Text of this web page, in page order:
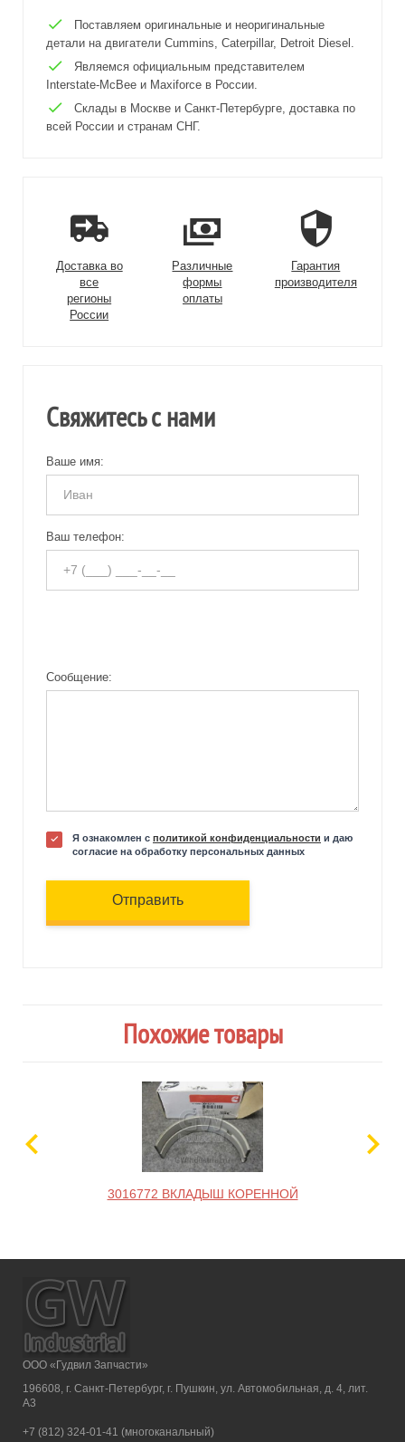
Поставляем оригинальные и неоригинальные
детали на двигатели Cummins, Caterpillar, Detroit Diesel.
Являемся официальным представителем
Interstate-McBee и Maxiforce в России.
Склады в Москве и Санкт-Петербурге, доставка по
всей России и странам СНГ.
Доставка во
все
регионы
России
Различные
формы
оплаты
Гарантия
производителя
Свяжитесь с нами
Ваше имя:
Ваш телефон:
Сообщение:
Я ознакомлен с политикой конфиденциальности и даю
согласие на обработку персональных данных
Отправить
Похожие товары
3016772 ВКЛАДЫШ КОРЕННОЙ
ООО «Гудвил Запчасти»
196608, г. Санкт-Петербург, г. Пушкин, ул. Автомобильная, д. 4, лит.
А3
+7 (812) 324-01-41 (многоканальный)